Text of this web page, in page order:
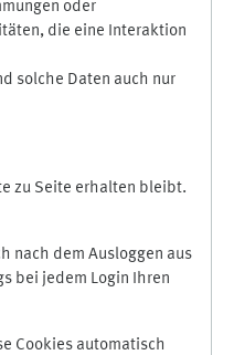
oder
die eine Interaktion
solche Daten auch nur
zu Seite erhalten bleibt.
nach dem Ausloggen aus
bei jedem Login Ihren
Cookies automatisch